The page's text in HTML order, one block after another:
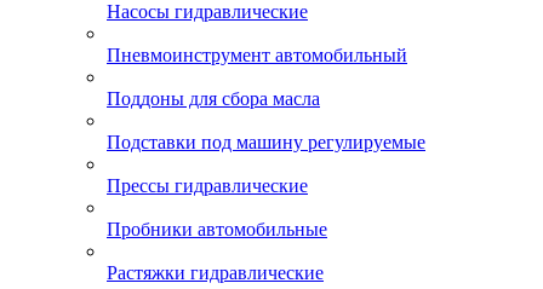
Насосы гидравлические
Пневмоинструмент автомобильный
Поддоны для сбора масла
Подставки под машину регулируемые
Прессы гидравлические
Пробники автомобильные
Растяжки гидравлические